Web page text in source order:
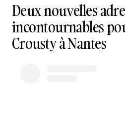
Deux nouvelles
incontournables
Crousty à Nantes